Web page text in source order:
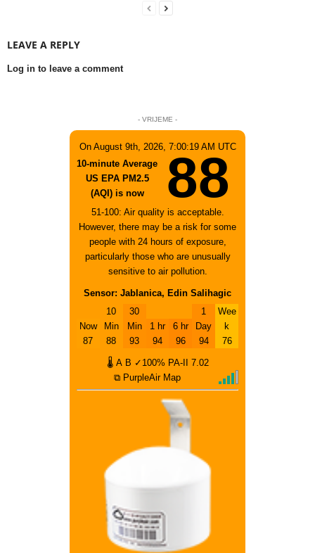
LEAVE A REPLY
Log in to leave a comment
- VRIJEME -
On August 9th, 2026, 7:00:19 AM UTC
10-minute Average
US EPA PM2.5
(AQI) is now
88
51-100: Air quality is acceptable.
However, there may be a risk for some
people with 24 hours of exposure,
particularly those who are unusually
sensitive to air pollution.
Sensor: Jablanica, Edin Salihagic
Now
87
10
Min
88
30
Min
93
1 hr
94
6 hr
96
1
Day
94
Wee
k
76
🌡 A B ✓100% PA-II
7.02
⧉ PurpleAir Map